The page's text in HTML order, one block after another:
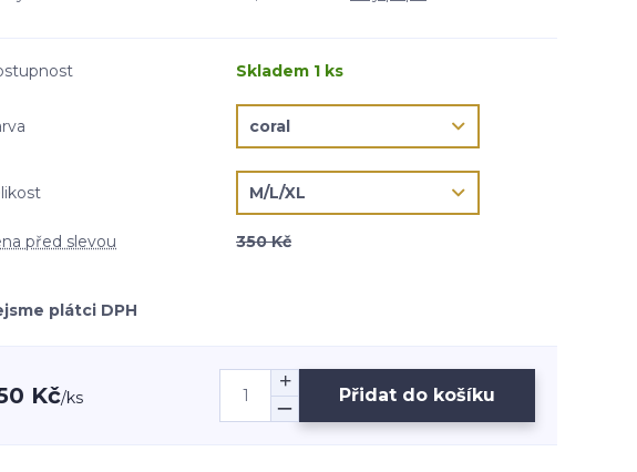
Skladem 1 ks
před slevou 350 Kč
plátci DPH
Kč/ks Přidat do košíku